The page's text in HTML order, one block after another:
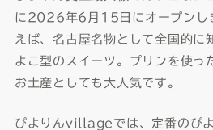
に2026年6月15日にオープンし
えば、名古屋名物として全国的に
よこ型のスイーツ。プリンを使っ
お土産としても大人気です。
ぴよりんvillageでは、定番のぴ